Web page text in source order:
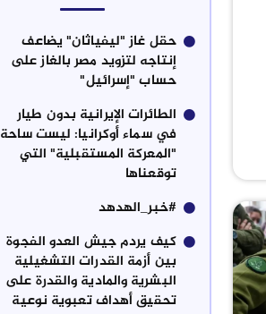
حقل غاز "ليفياثان" يضاعف
إنتاجه لتزويد مصر بالغاز على
حساب "إسرائيل"
الطائرات الإيرانية بدون طيار
في سماء أوكرانيا: ليست ساحة
"المعركة المستقبلية" التي
توقعناها
#خبر_الهدهد
كيف يردم جيش العدو الفجوة
بين أزمة القدرات التشغيلية
البشرية والمادية والقدرة على
تحقيق أهداف تعبوية نوعية